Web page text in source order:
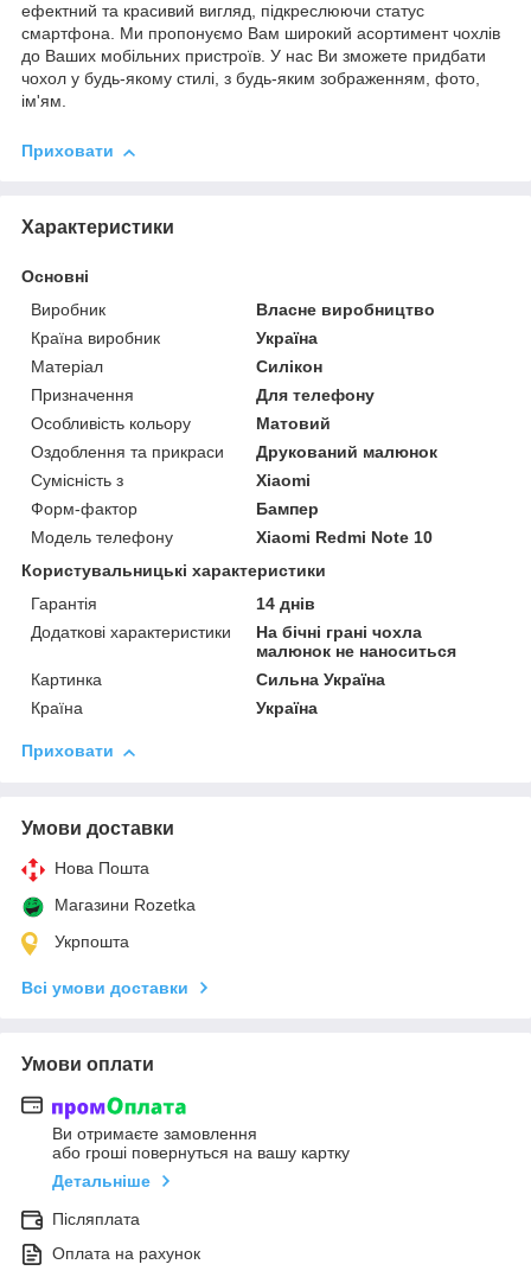
ефектний та красивий вигляд, підкреслюючи статус
смартфона. Ми пропонуємо Вам широкий асортимент чохлів
до Ваших мобільних пристроїв. У нас Ви зможете придбати
чохол у будь-якому стилі, з будь-яким зображенням, фото,
ім'ям.
Приховати
Характеристики
Основні
Виробник
Власне виробництво
Країна виробник
Україна
Матеріал
Силікон
Призначення
Для телефону
Особливість кольору
Матовий
Оздоблення та прикраси
Друкований малюнок
Сумісність з
Xiaomi
Форм-фактор
Бампер
Модель телефону
Xiaomi Redmi Note 10
Користувальницькі характеристики
Гарантія
14 днів
Додаткові характеристики
На бічні грані чохла
малюнок не наноситься
Картинка
Сильна Україна
Країна
Україна
Приховати
Умови доставки
Нова Пошта
Магазини Rozetka
Укрпошта
Всі умови доставки
Умови оплати
Ви отримаєте замовлення
або гроші повернуться на вашу картку
Детальніше
Післяплата
Оплата на рахунок